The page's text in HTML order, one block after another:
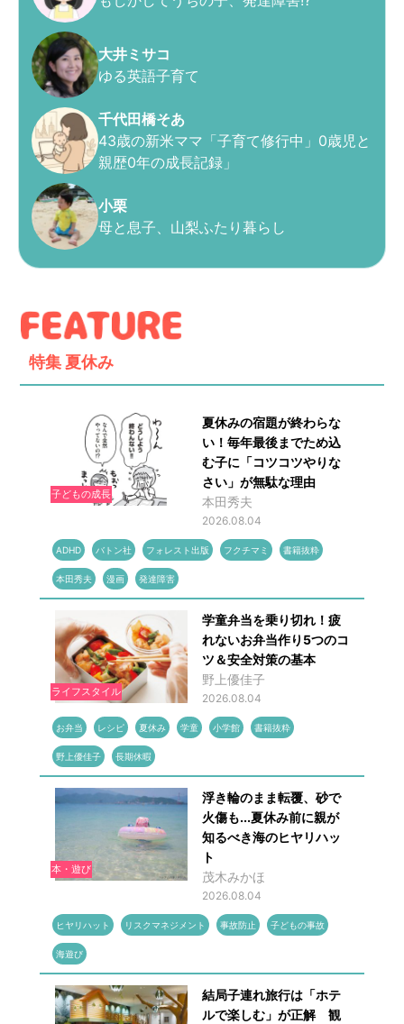
大井ミサコ
ゆる英語子育て
千代田橋そあ
43歳の新米ママ「子育て修行中」0歳児と
親歴0年の成長記録」
小栗
母と息子、山梨ふたり暮らし
特集 夏休み
子どもの成長
夏休みの宿題が終わらな
い！毎年最後までため込
む子に「コツコツやりな
さい」が無駄な理由
本田秀夫
2026.08.04
ADHD バトン社 フォレスト出版 フクチマミ 書籍抜粋
本田秀夫 漫画 発達障害
ライフスタイル
学童弁当を乗り切れ！疲
れないお弁当作り5つのコ
ツ＆安全対策の基本
野上優佳子
2026.08.04
お弁当 レシピ 夏休み 学童 小学館 書籍抜粋
野上優佳子 長期休暇
本・遊び
浮き輪のまま転覆、砂で
火傷も...夏休み前に親が
知るべき海のヒヤリハッ
ト
茂木みかほ
2026.08.04
ヒヤリハット リスクマネジメント 事故防止 子どもの事故
海遊び
結局子連れ旅行は「ホテ
ルで楽しむ」が正解 観